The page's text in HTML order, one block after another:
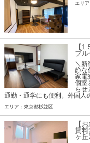
エリ
【
ブル
＼新
静な
家電
個室
らせ
通勤・通学にも便利。外国人
エリア：東京都杉並区
【
賃料
ヶ丘